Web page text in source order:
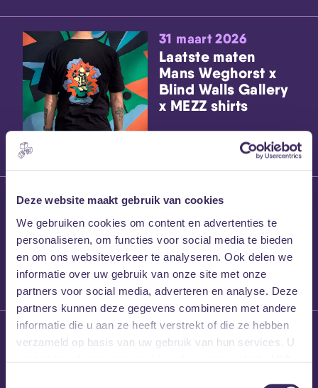
Deze website maakt gebruik van cookies
We gebruiken cookies om content en advertenties te
personaliseren, om functies voor social media te bieden
en om ons websiteverkeer te analyseren. Ook delen we
informatie over uw gebruik van onze site met onze
partners voor social media, adverteren en analyse. Deze
partners kunnen deze gegevens combineren met andere
informatie die u aan ze heeft verstrekt of die ze hebben
verzameld op basis van uw gebruik van hun services. U
31 maart 2026
Laatste maten
Mans Weghorst x
Blind Walls Gallery
x MEZZ shirts
27 maart 2026
Willem’s Blog:
Frans Kalf
26 maart 2026
Willem’s Blog: High